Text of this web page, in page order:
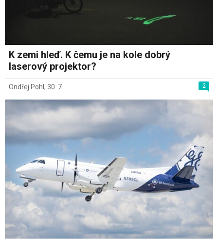
K zemi hleď. K čemu je na kole dobrý
laserový projektor?
2
Ondřej Pohl , 30. 7.